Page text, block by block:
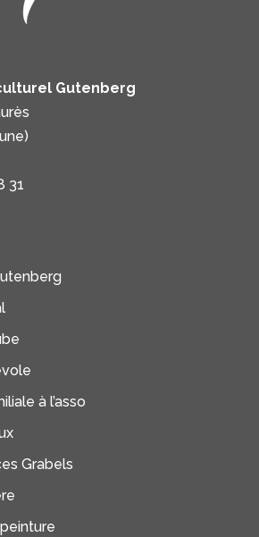
Gutenberg
31
à l’asso
Grabels